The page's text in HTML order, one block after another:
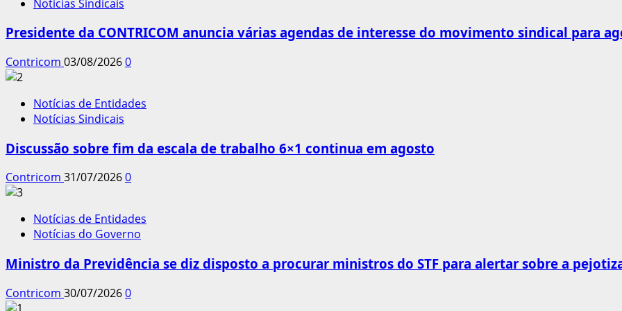
Notícias Sindicais
Presidente da CONTRICOM anuncia várias agendas de interesse do movimento sindical para
Contricom 03/08/20260
Notícias de Entidades
Notícias Sindicais
Discussão sobre fim da escala de trabalho 6×1 continua em agosto
Contricom 31/07/20260
Notícias de Entidades
Notícias do Governo
Ministro da Previdência se diz disposto a procurar ministros do STF para alertar sobre a
Contricom 30/07/20260